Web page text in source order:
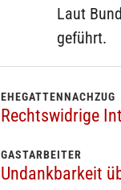
Laut
geführt.
EHEGATTENNACHZUG
Rechtswidrige
GASTARBEITER
Undankbarkeit